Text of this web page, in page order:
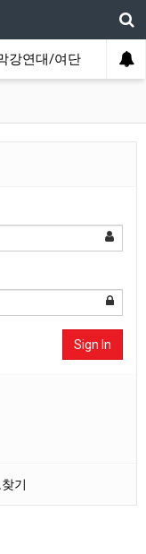
강연대/여단 사단
Sign In
기